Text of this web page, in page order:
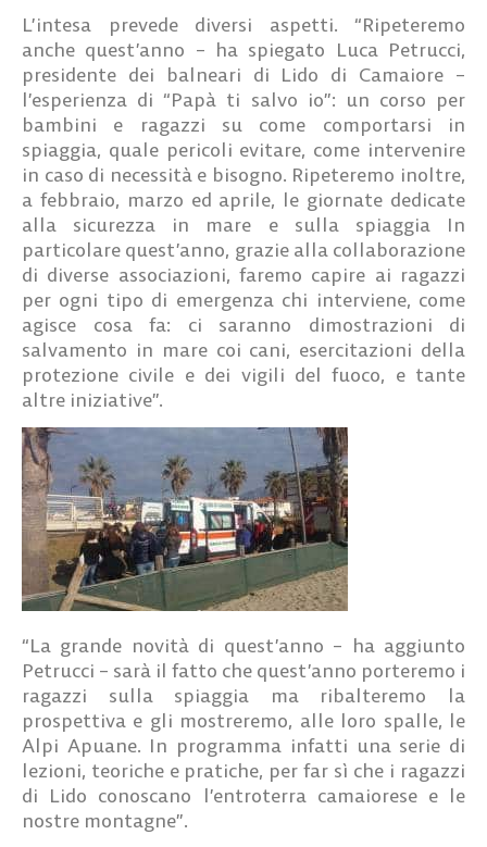
L’intesa prevede diversi aspetti. “Ripeteremo
anche quest’anno – ha spiegato Luca Petrucci,
presidente dei balneari di Lido di Camaiore –
l’esperienza di “Papà ti salvo io”: un corso per
bambini e ragazzi su come comportarsi in
spiaggia, quale pericoli evitare, come intervenire
in caso di necessità e bisogno. Ripeteremo inoltre,
a febbraio, marzo ed aprile, le giornate dedicate
alla sicurezza in mare e sulla spiaggiaIn
particolare quest’anno, grazie alla collaborazione
di diverse associazioni, faremo capire ai ragazzi
per ogni tipo di emergenza chi interviene, come
agisce cosa fa: ci saranno dimostrazioni di
salvamento in mare coi cani, esercitazioni della
protezione civile e dei vigili del fuoco, e tante
altre iniziative”.
“La grande novità di quest’anno – ha aggiunto
Petrucci – sarà il fatto che quest’anno porteremo i
ragazzi sulla spiaggia ma ribalteremo la
prospettiva e gli mostreremo, alle loro spalle, le
Alpi Apuane. In programma infatti una serie di
lezioni, teoriche e pratiche, per far sì che i ragazzi
di Lido conoscano l’entroterra camaiorese e le
nostre montagne”.